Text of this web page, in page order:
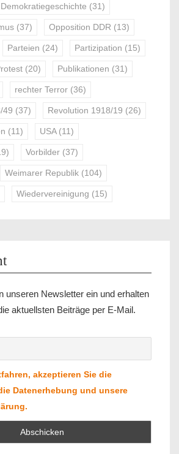
(31)
(37) Opposition DDR (13)
Parteien (24) Partizipation (15)
(20) Publikationen (31)
rechter Terror (36)
49 (37) Revolution 1918/19 (26)
(11) USA(11)
Vorbilder (37)
Weimarer Republik (104)
Wiedervereinigung (15)
unseren Newsletter ein und erhalten
aktuellsten Beiträge per E-Mail.
akzeptieren Sie die
Datenerhebung und unsere